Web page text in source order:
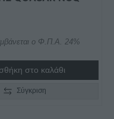
ο Φ.Π.Α. 24%
στο καλάθι
Σύγκριση